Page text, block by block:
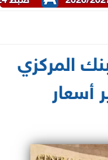
المركزي
أسعار